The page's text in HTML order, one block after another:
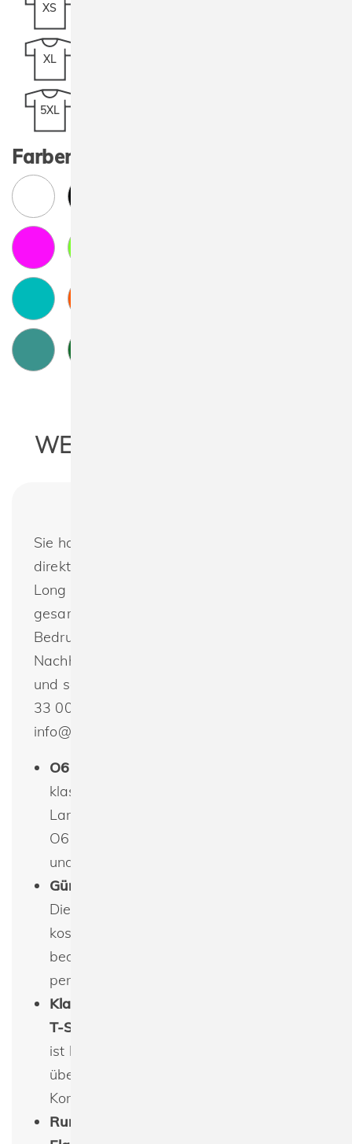
XS
XL
5XL
Farben:
WEITERE INFORMATIONEN
Sie haben noch Fragen oder möchten
direkt bestellen? Neutral O61050 Men's
Long Sleeve T-Shirt : Wir bieten das
gesamte Programm von Neutral zur
Bedruckung oder Bestickung an.
Nachhaltig produzierte Textilien günstig
und schnell bestellen. Telefon +49(0) 30 -
33 00 16 30 oder per E-Mail:
info@spreeprint.de
O61050 Herren Langarm T-Shirt
klassisches, figurbetontes Herren
Langarm T-Shirt (Artikelnummer:
O61050), das für seine zeitlose Eleganz
und angenehme Passform bekannt ist.
Günstig bedrucken & besticken lassen
Dieses Herren Long Sleeve T-Shirt kann
kostengünstig mit individuellen Designs
bedruckt oder bestickt werden, um eine
persönliche Note hinzuzufügen.
Klassisch geschnittenes Single-Jersey
T-Shirt mit langen Ärmeln
ist klassisch geschnitten und verfügt
über lange Ärmel, die für zusätzlichen
Komfort und Wärme sorgen.
Rundhalsausschnitt mit doppellagigem